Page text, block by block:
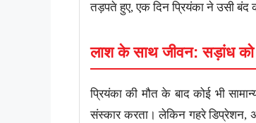
तड़पते हुए, एक दिन प्रियंका ने उसी
लाश के साथ जीवन: सड़ांध
प्रियंका की मौत के बाद कोई भी
संस्कार करता। लेकिन गहरे